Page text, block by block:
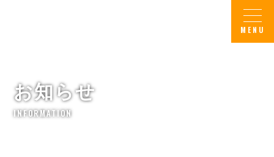
お知らせ
INFORMATION